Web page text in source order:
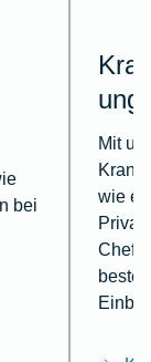
bei
ung
Mit
wie
beste